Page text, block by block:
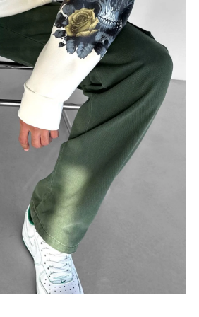
Baggy Şort
Keten Şort
Kargo Şort
İKİLİ TAKIM
Gömlek Pantolon Takım
Ceket Pantolon Takım
Eşofman Takımı